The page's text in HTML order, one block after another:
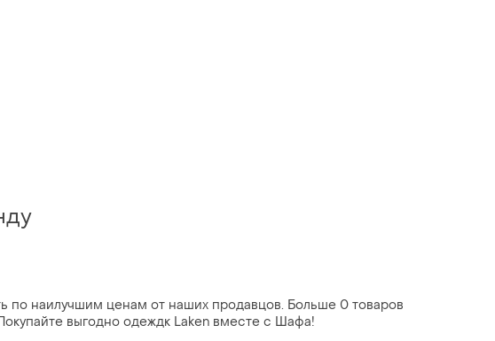
по наилучшим ценам от наших продавцов. Больше 0 товаров
выгодно одеждк Laken вместе с Шафа!